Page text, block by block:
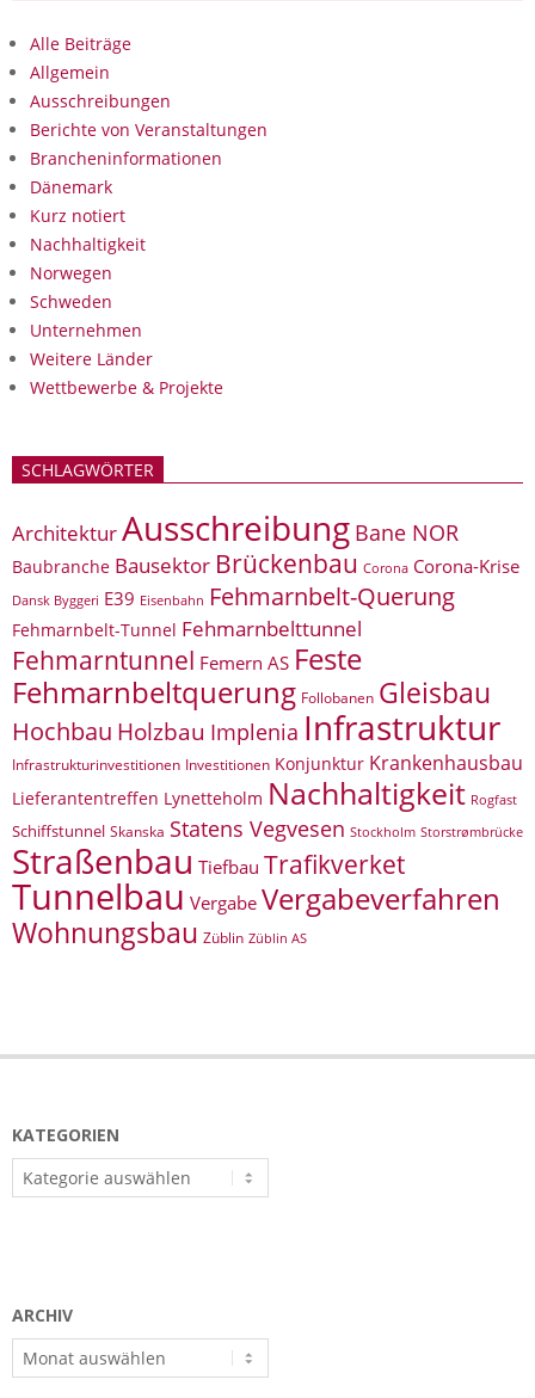
Alle Beiträge
Allgemein
Ausschreibungen
Berichte von Veranstaltungen
Brancheninformationen
Dänemark
Kurz notiert
Nachhaltigkeit
Norwegen
Schweden
Unternehmen
Weitere Länder
Wettbewerbe & Projekte
SCHLAGWÖRTER
ArchitekturAusschreibung Bane NOR
Baubranche Bausektor Brückenbau Corona Corona-Krise
Dansk Byggeri E39 Eisenbahn Fehmarnbelt-Querung
Fehmarnbelt-Tunnel Fehmarnbelttunnel
Fehmarntunnel Femern AS Feste
Fehmarnbeltquerung Follobanen Gleisbau
Hochbau Holzbau Implenia Infrastruktur
Infrastrukturinvestitionen Investitionen Konjunktur Krankenhausbau
Lieferantentreffen Lynetteholm Nachhaltigkeit Rogfast
Schiffstunnel Skanska Statens Vegvesen Stockholm Storstrømbrücke
Straßenbau Tiefbau Trafikverket
Tunnelbau Vergabe Vergabeverfahren
Wohnungsbau Züblin Züblin AS
KATEGORIEN
Kategorien
ARCHIV
Archiv